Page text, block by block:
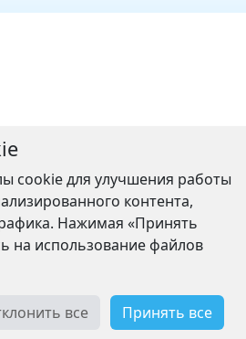
cookie для улучшения работы
контента,
Нажимая «Принять
на использование файлов
все Принять все